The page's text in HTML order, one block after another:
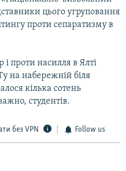
цього угруповання
проти сепаратизму в
проти насилля в Ялті
на набережній біля
кілька сотень
студентів.
без VPN Follow us